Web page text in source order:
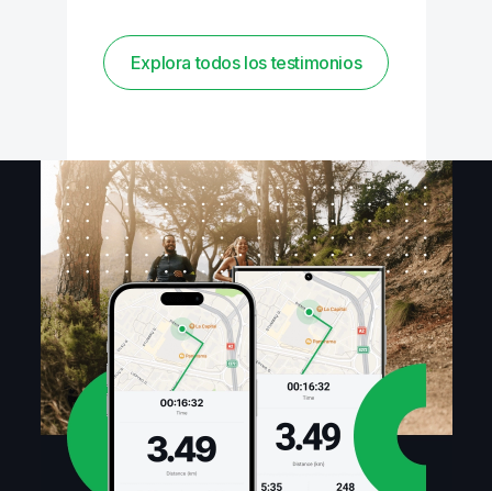
Explora todos los testimonios